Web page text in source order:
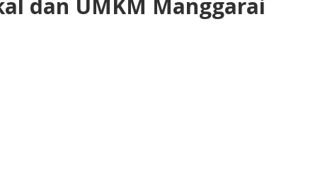
dan UMKM Manggarai